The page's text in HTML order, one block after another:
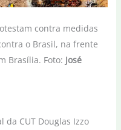
contra medidas
o Brasil, na frente
Brasília. Foto: José
CUT Douglas Izzo